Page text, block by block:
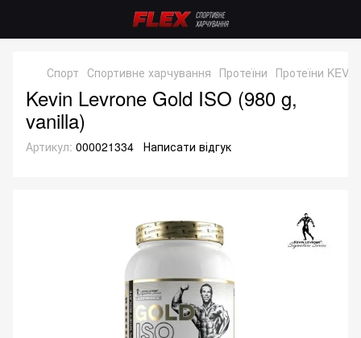
Спорт Спортивне харчування Протеїни Протеїни
Kevin Levrone Gold ISO (980 g,
vanilla)
Артикул: 000021334 Написати відгук